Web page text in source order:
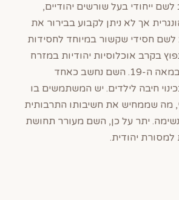
ייחודי בעל שורשים יהודיים,
אך לא ניתן לקבוע בבירור את
לשם חסידי שקשור במיוחד לחסידות
בקרב אוכלוסיות יהודיות במזרח
אירופה, במיוחד במאה ה-19. השם נחשב כאחד
חיבה לילדים. יש המשתמשים בו
מה שממחיש את חשיבותו התרבותית
יתר על כן, השם מעורר תחושת
למסורת יהודית.